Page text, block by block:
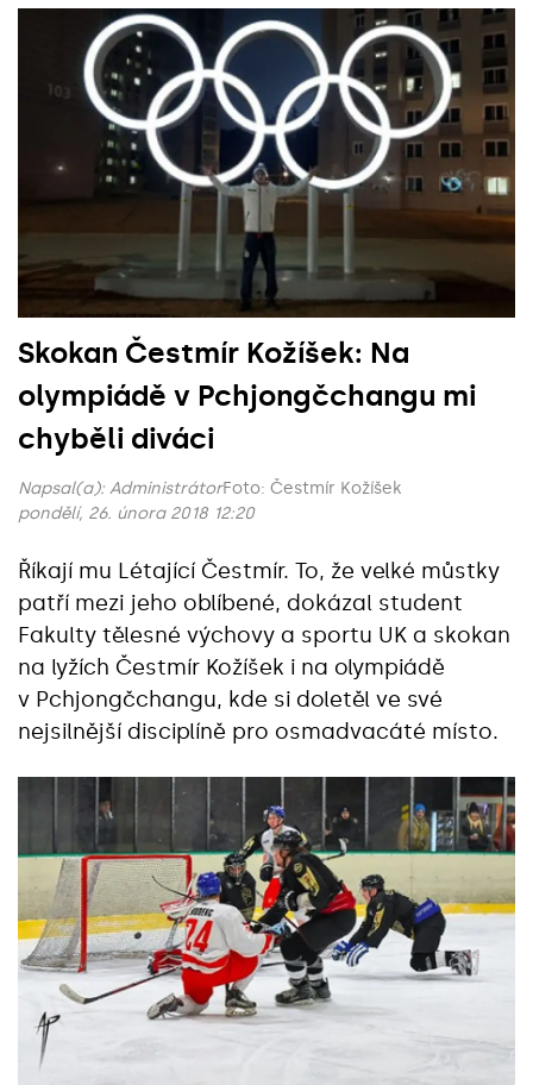
Skokan Čestmír Kožíšek: Na
olympiádě v Pchjongčchangu mi
chyběli diváci
Napsal(a): AdministrátorFoto: Čestmír Kožíšek
pondělí, 26. února 2018 12:20
Říkají mu Létající Čestmír. To, že velké můstky
patří mezi jeho oblíbené, dokázal student
Fakulty tělesné výchovy a sportu UK a skokan
na lyžích Čestmír Kožíšek i na olympiádě
v Pchjongčchangu, kde si doletěl ve své
nejsilnější disciplíně pro osmadvacáté místo.